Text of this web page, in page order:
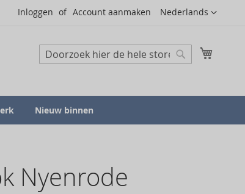
Taal
Nederlands
Inloggen Account aanmaken
Zoeken
Nieuw binnen
Nyenrode